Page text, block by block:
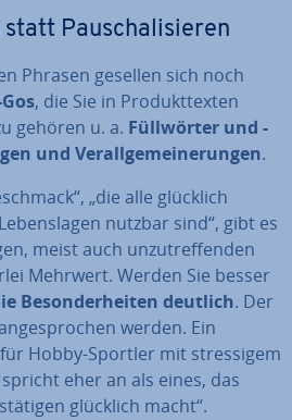
Pau­scha­li­sie­ren
Phrasen gesellen sich noch
, die Sie in Pro­dukt­tex­ten
gehören u. a. Füll­wör­ter und -
und Ver­all­ge­mei­ne­run­gen.
„die alle glücklich
nutzbar sind“, gibt es
meist auch un­zu­tref­fen­den
Mehrwert. Werden Sie besser
Be­son­der­hei­ten deutlich. Der
werden. Ein
Hobby-Sportler mit stres­si­gem
eher an als eines, das
glücklich macht“.